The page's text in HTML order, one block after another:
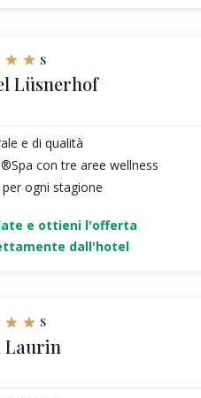
s
Lüsnerhof
e di qualità
con tre aree wellness
ogni stagione
e ottieni l'offerta
dall'hotel
s
Laurin